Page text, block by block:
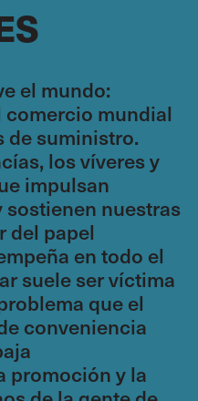
el mundo:
mundial
de suministro.
los víveres y
impulsan
nuestras
del papel
en todo el
suele ser víctima
que el
conveniencia
promoción y la